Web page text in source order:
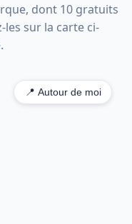
dont 10 gratuits
les sur la carte ci-
📍 Autour de moi